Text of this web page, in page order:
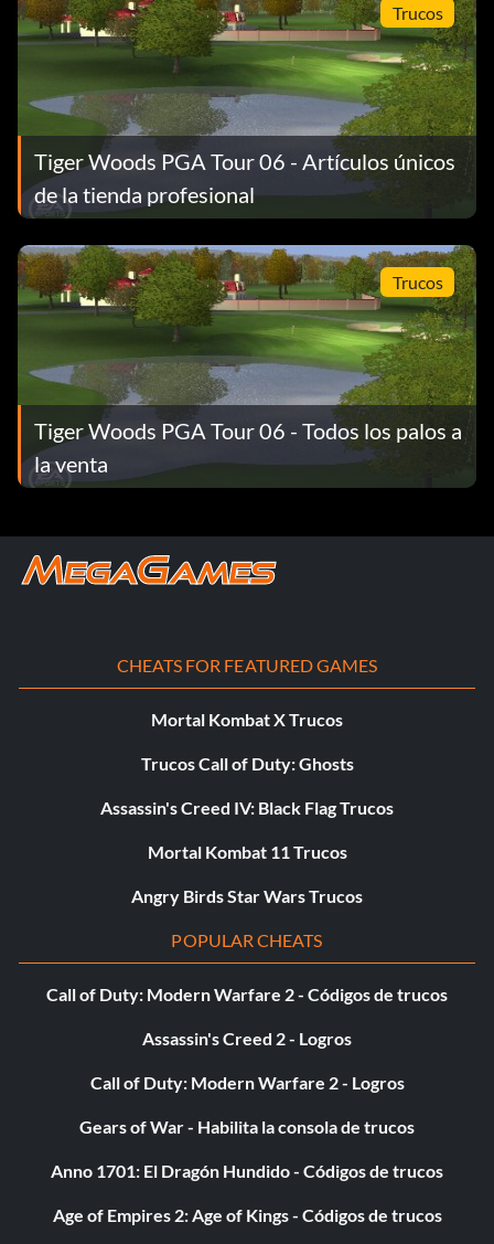
Trucos
Tiger Woods PGA Tour 06 - Artículos únicos
de la tienda profesional
Trucos
Tiger Woods PGA Tour 06 - Todos los palos a
la venta
CHEATS FOR FEATURED GAMES
Mortal Kombat X Trucos
Trucos Call of Duty: Ghosts
Assassin's Creed IV: Black Flag Trucos
Mortal Kombat 11 Trucos
Angry Birds Star Wars Trucos
POPULAR CHEATS
Call of Duty: Modern Warfare 2 - Códigos de trucos
Assassin's Creed 2 - Logros
Call of Duty: Modern Warfare 2 - Logros
Gears of War - Habilita la consola de trucos
Anno 1701: El Dragón Hundido - Códigos de trucos
Age of Empires 2: Age of Kings - Códigos de trucos